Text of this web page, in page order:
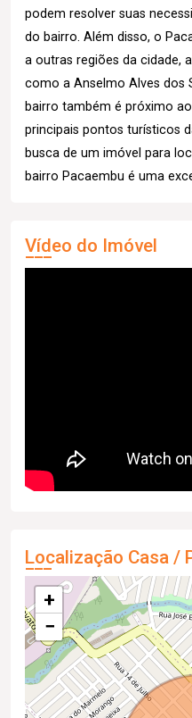
podem resolver suas
do bairro. Além disso, o
a outras regiões da cidade,
como a Anselmo Alves dos
bairro também é próximo
principais pontos turísticos
busca de um imóvel para
bairro Pacaembu é uma
Vídeo do Imóvel
Localização Casa /
+
−